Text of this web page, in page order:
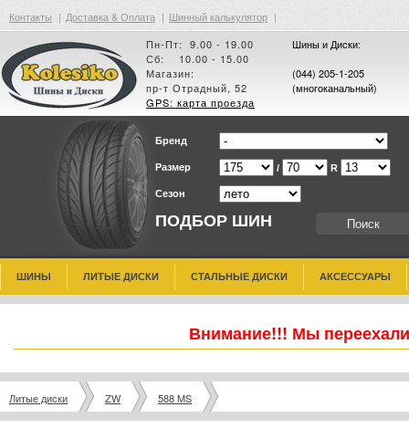
Контакты | Доставка & Оплата | Шинный калькулятор |
Пн-Пт: 9.00 - 19.00
Сб: 10.00 - 15.00
Магазин:
пр-т Отрадный, 52
GPS: карта проезда
Шины и Диски:
(044) 205-1-205
(многоканальный)
ПОДБОР ШИН
Бренд
Размер / R
Сезон
ШИНЫ ЛИТЫЕ ДИСКИ СТАЛЬНЫЕ ДИСКИ АКСЕССУАРЫ
Внимание!!! Мы
Литые диски ZW 588 MS